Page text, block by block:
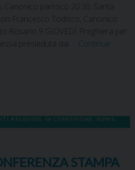
Canonico parroco 20:30, Santa
Francesco Todisco, Canonico
Rosario 9 GIOVEDÌ Preghiera per
presieduta dai … Continue
RELIGIOSI IN COMUNIONE NEWS
STAMPA